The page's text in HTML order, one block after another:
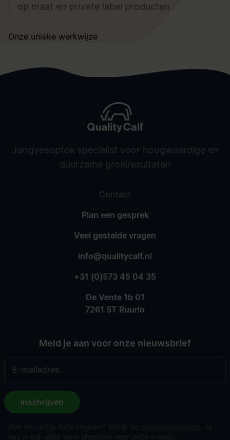
op maat en private label producten
Onze unieke werkwijze
Jongveeopfok specialist voor hoogwaardige en
duurzame groeiresultaten
Contact
Plan een gesprek
Veel gestelde vragen
info@qualitycalf.nl
+31 (0)573 45 04 35
De Vente 1b 01
7261 ST Ruurlo
Meld je aan voor onze nieuwsbrief
Inschrijven